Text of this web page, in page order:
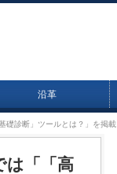
沿革
礎診断」ツールとは？」を掲載
は「「高